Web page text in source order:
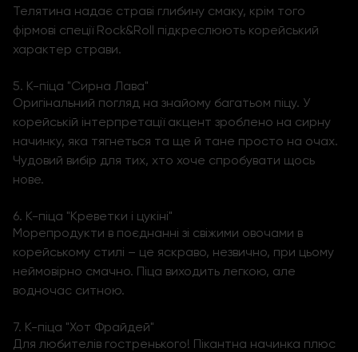
Телятина надає страві глибину смаку, крім того
фірмові спеції Rock&Roll підкреслюють корейський
характер страви.
5. К-піца "Сирна Лава"
Оригінальний погляд на знайому багатьом піцу. У
корейській інтерпретації акцент зроблено на сирну
начинку, яка тягнеться та ще й тане просто на очах.
Чудовий вибір для тих, хто хоче спробувати щось
нове.
6. К-піца "Креветки і цукіні"
Морепродукти в поєднанні зі свіжими овочами в
корейському стилі – це яскраво, незвично, при цьому
неймовірно смачно. Піца виходить легкою, але
водночас ситною.
7. К-піца "Хот Фрайдей"
Для любителів гостренького! Пікантна начинка плюс